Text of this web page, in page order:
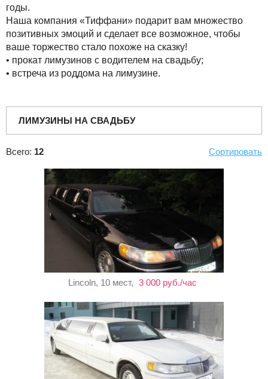
годы.
Наша компания «Тиффани» подарит вам множество
позитивных эмоций и сделает все возможное, чтобы
ваше торжество стало похоже на сказку!
• прокат лимузинов с водителем на свадьбу;
• встреча из роддома на лимузине.
ЛИМУЗИНЫ НА СВАДЬБУ
Всего: 12 Сортировать
Lincoln, 10 мест, 3 000 руб./час